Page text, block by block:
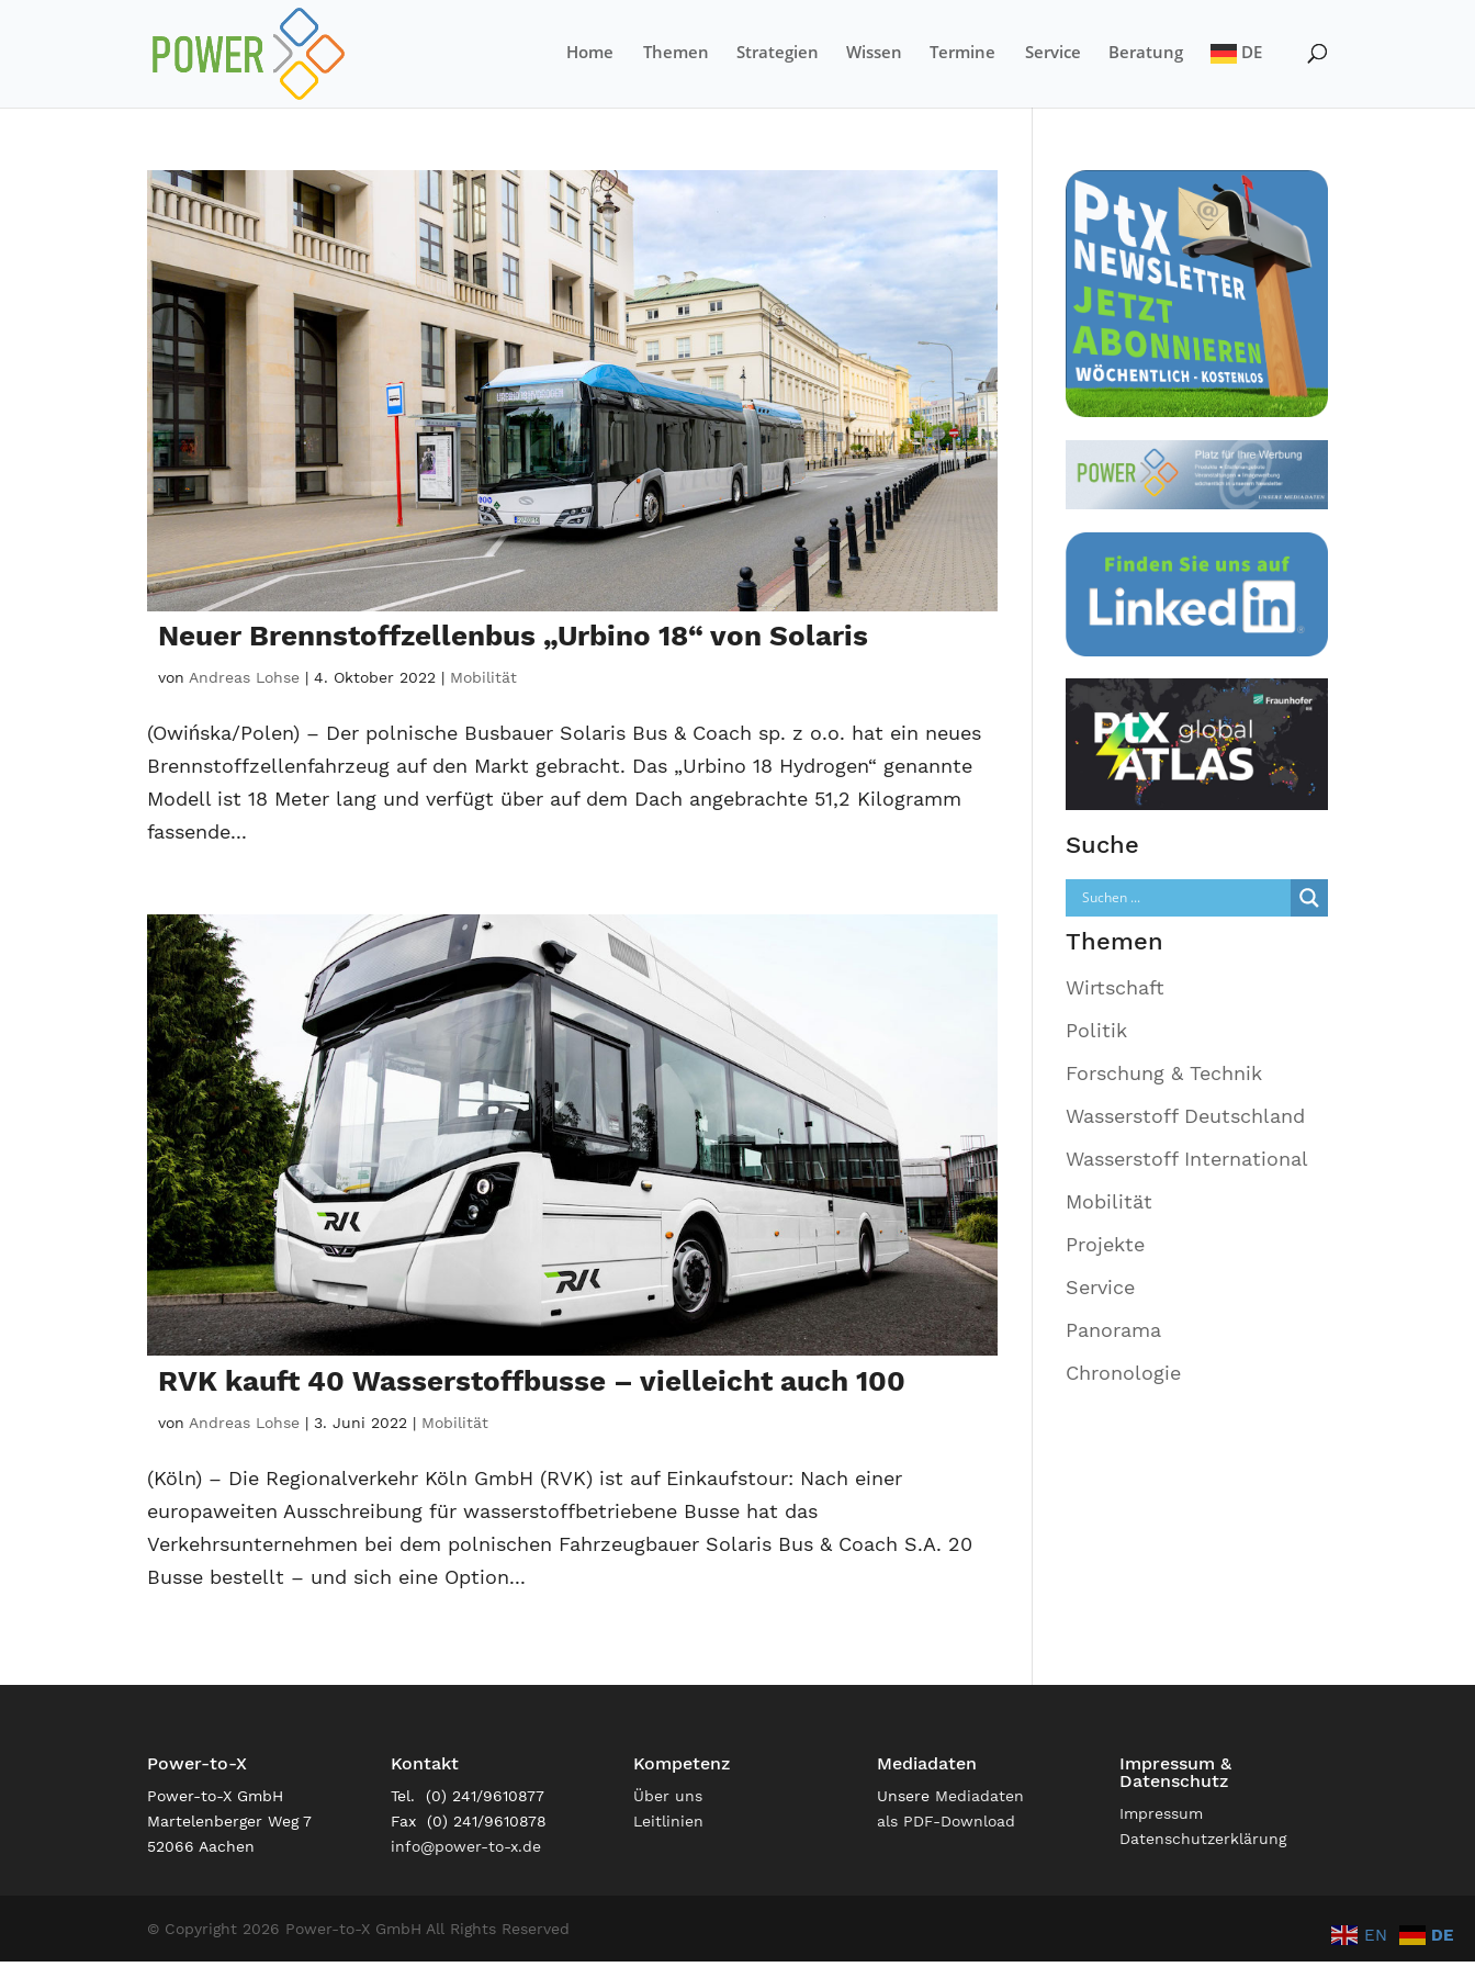
Home Themen Strategien Wissen Termine Service Beratung DE
Neuer Brennstoffzellenbus „Urbino 18“ von Solaris
vonAndreas Lohse |4. Oktober 2022 | Mobilität
(Owińska/Polen) – Der polnische Busbauer Solaris Bus & Coach sp. z o.o. hat ein neues
Brennstoffzellenfahrzeug auf den Markt gebracht. Das „Urbino 18 Hydrogen“ genannte
Modell ist 18 Meter lang und verfügt über auf dem Dach angebrachte 51,2 Kilogramm
fassende...
RVK kauft 40 Wasserstoffbusse – vielleicht auch 100
von Andreas Lohse |3. Juni 2022 | Mobilität
(Köln) – Die Regionalverkehr Köln GmbH (RVK) ist auf Einkaufstour: Nach einer
europaweiten Ausschreibung für wasserstoffbetriebene Busse hat das
Verkehrsunternehmen bei dem polnischen Fahrzeugbauer Solaris Bus & Coach S.A. 20
Busse bestellt – und sich eine Option...
Suche
Themen
Wirtschaft
Politik
Forschung & Technik
Wasserstoff Deutschland
Wasserstoff International
Mobilität
Projekte
Service
Panorama
Chronologie
Power-to-X
Power-to-X GmbH
Martelenberger Weg 7
52066 Aachen
Kontakt
Tel. (0) 241/9610877
Fax (0) 241/9610878
info@power-to-x.de
Kompetenz
Über uns
Leitlinien
Mediadaten
Unsere Mediadaten
als PDF-Download
Impressum &
Datenschutz
Impressum
Datenschutzerklärung
© Copyright 2026 Power-to-X GmbH All Rights Reserved EN DE